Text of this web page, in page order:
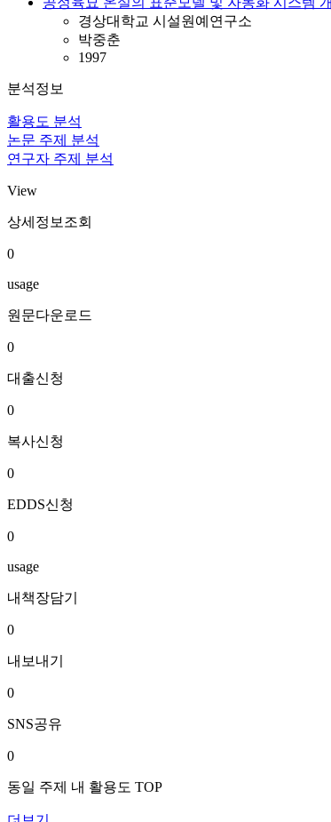
경상대학교 시설원예연구소
박중춘
1997
분석정보
활용도 분석
논문 주제 분석
연구자 주제 분석
View
상세정보조회
0
usage
원문다운로드
0
대출신청
0
복사신청
0
EDDS신청
0
usage
내책장담기
0
내보내기
0
SNS공유
0
동일 주제 내 활용도 TOP